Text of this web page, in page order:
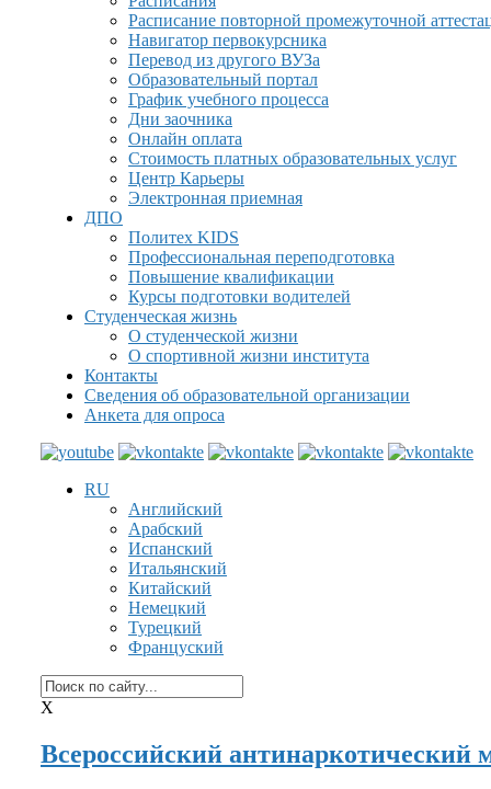
Расписание повторной промежуточной
Навигатор первокурсника
Перевод из другого ВУЗа
Образовательный портал
График учебного процесса
Дни заочника
Онлайн оплата
Стоимость платных образовательных услуг
Центр Карьеры
Электронная приемная
ДПО
Политех KIDS
Профессиональная переподготовка
Повышение квалификации
Курсы подготовки водителей
Студенческая жизнь
О студенческой жизни
О спортивной жизни института
Контакты
Сведения об образовательной организации
Анкета для опроса
RU
Английский
Арабский
Испанский
Итальянский
Китайский
Немецкий
Турецкий
Француский
X
Всероссийский антинаркотический